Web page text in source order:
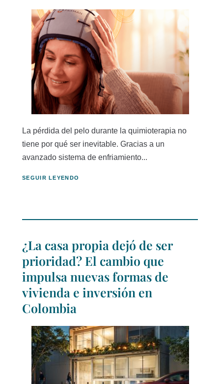
La pérdida del pelo durante la quimioterapia no
tiene por qué ser inevitable. Gracias a un
avanzado sistema de enfriamiento...
SEGUIR LEYENDO
¿La casa propia dejó de ser
prioridad? El cambio que
impulsa nuevas formas de
vivienda e inversión en
Colombia